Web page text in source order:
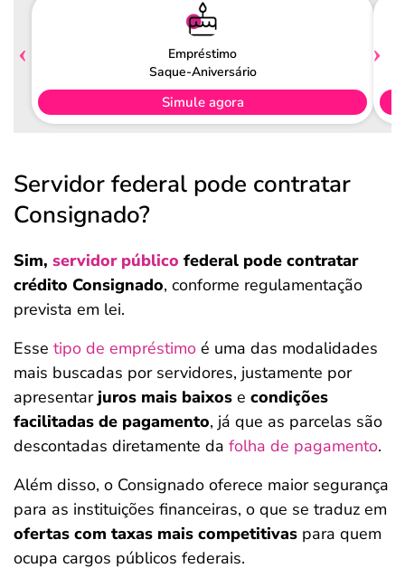
Empréstimo
Saque-Aniversário
Simule agora
Servidor federal pode contratar
Consignado?
Sim, servidor público federal pode contratar
crédito Consignado, conforme regulamentação
prevista em lei.
Esse tipo de empréstimo é uma das modalidades
mais buscadas por servidores, justamente por
apresentar juros mais baixos e condições
facilitadas de pagamento, já que as parcelas são
descontadas diretamente da folha de pagamento.
Além disso, o Consignado oferece maior segurança
para as instituições financeiras, o que se traduz em
ofertas com taxas mais competitivas para quem
ocupa cargos públicos federais.